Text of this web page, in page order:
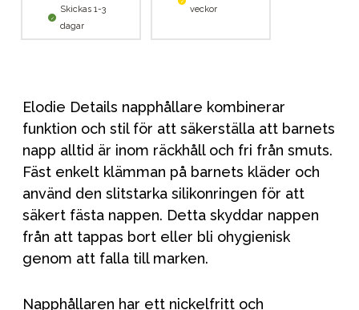
Skickas 1-3
dagar
veckor
Elodie Details napphållare kombinerar
funktion och stil för att säkerställa att barnets
napp alltid är inom räckhåll och fri från smuts.
Fäst enkelt klämman på barnets kläder och
använd den slitstarka silikonringen för att
säkert fästa nappen. Detta skyddar nappen
från att tappas bort eller bli ohygienisk
genom att falla till marken.
Napphållaren har ett nickelfritt och